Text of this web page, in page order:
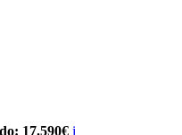
17.590€ i